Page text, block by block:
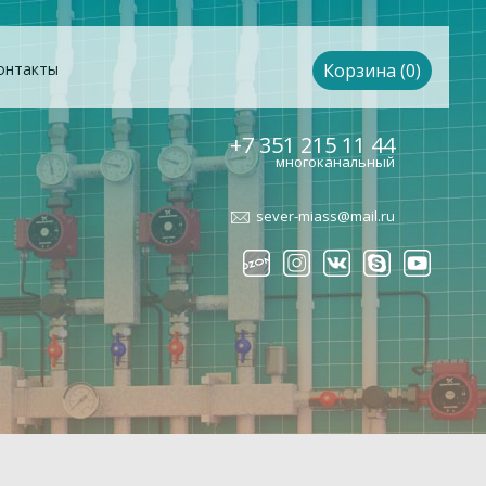
Корзина (0)
+7 351 215 11 44
многоканальный
sever-miass@mail.ru